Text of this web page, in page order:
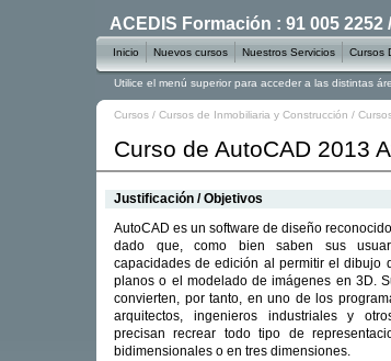
Cursos / Cursos de Inmobiliaria y Construcción /
Curso de AutoCAD 2013
Justificación / Objetivos
AutoCAD es un software de diseño
dado que, como bien saben sus
capacidades de edición al permitir el dibujo
planos o el modelado de imágenes en 3D.
convierten, por tanto, en uno de los
arquitectos, ingenieros industriales y
precisan recrear todo tipo de
bidimensionales o en tres dimensiones.
ACEDIS Formación : 91 005 2252
Inicio Nuevos cursos Nuestros Servicios Cursos
Utilice el menú superior para acceder a las distintas